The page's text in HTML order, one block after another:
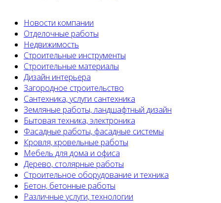
Новости компании
Отделочные работы
Недвижимость
Строительные инструменты
Строительные материалы
Дизайн интерьера
Загородное строительство
Сантехника, услуги сантехника
Земляные работы, ландшафтный дизайн
Бытовая техника, электроника
Фасадные работы, фасадные системы
Кровля, кровельные работы
Мебель для дома и офиса
Дерево, столярные работы
Строительное оборудование и техника
Бетон, бетонные работы
Различные услуги, технологии